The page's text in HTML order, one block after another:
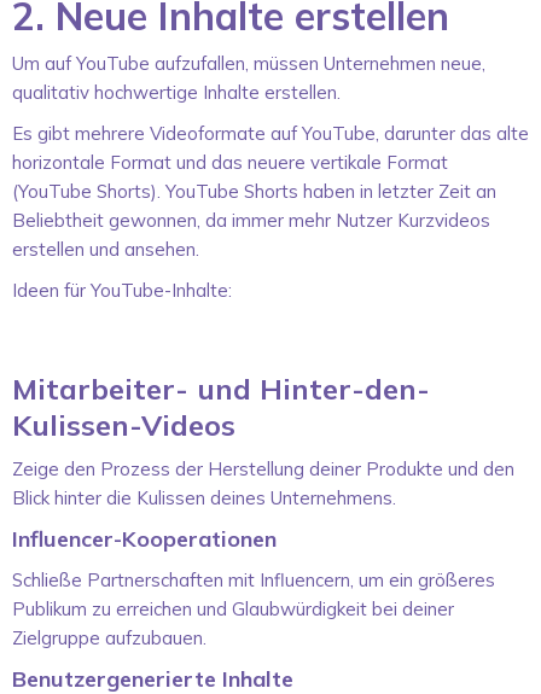
2. Neue Inhalte erstellen
Um auf YouTube aufzufallen, müssen Unternehmen neue,
qualitativ hochwertige Inhalte erstellen.
Es gibt mehrere Videoformate auf YouTube, darunter das alte
horizontale Format und das neuere vertikale Format
(YouTube Shorts). YouTube Shorts haben in letzter Zeit an
Beliebtheit gewonnen, da immer mehr Nutzer Kurzvideos
erstellen und ansehen.
Ideen für YouTube-Inhalte:
Mitarbeiter- und Hinter-den-
Kulissen-Videos
Zeige den Prozess der Herstellung deiner Produkte und den
Blick hinter die Kulissen deines Unternehmens.
Influencer-Kooperationen
Schließe Partnerschaften mit Influencern, um ein größeres
Publikum zu erreichen und Glaubwürdigkeit bei deiner
Zielgruppe aufzubauen.
Benutzergenerierte Inhalte